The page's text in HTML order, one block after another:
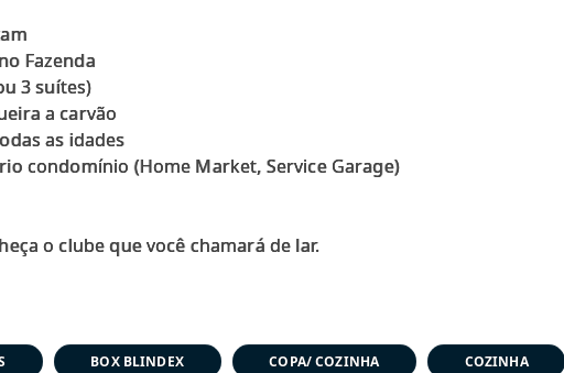
Fazenda
3 suítes)
a carvão
as idades
condomínio (Home Market, Service Garage)
BOX BLINDEX COPA/ COZINHA COZINHA